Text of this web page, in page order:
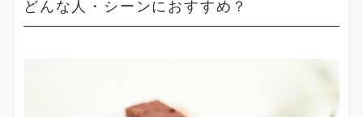
どんな人・シーンにおすすめ？